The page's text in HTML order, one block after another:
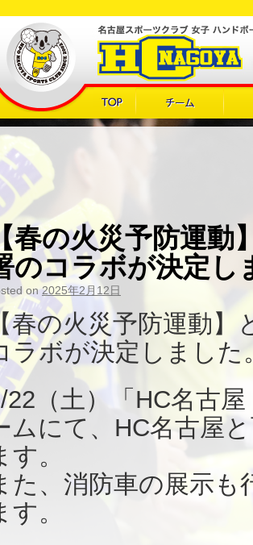
春の火災予防運動
のコラボが決定し
on 2025年2月12日
春の火災予防運動】
ラボが決定しました
22（土）「HC名古
ムにて、HC名古屋
す。
た、消防車の展示
す。